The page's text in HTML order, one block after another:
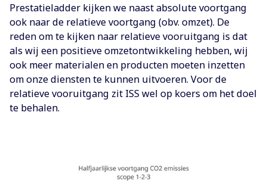
Prestatieladder kijken we naast absolute voortgang
ook naar de relatieve voortgang (obv. omzet). De
reden om te kijken naar relatieve vooruitgang is dat
als wij een positieve omzetontwikkeling hebben, wij
ook meer materialen en producten moeten inzetten
om onze diensten te kunnen uitvoeren. Voor de
relatieve vooruitgang zit ISS wel op koers om het doel
te behalen.